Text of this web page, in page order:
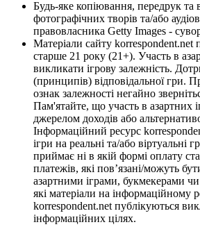
Будь-яке копіювання, передрук та
фотографічних творів та/або
правовласника Getty Images -
Матеріали сайту korrespondent.net
старше 21 року (21+). Участь в
викликати ігрову залежність.
(принципів) відповідальної гри.
ознак залежності негайно
Пам'ятайте, що участь в азартних
джерелом доходів або
Інформаційний ресурс
ігри на реальні та/або віртуальні
приймає ні в якій формі оплату
платежів, які пов’язані/можуть
азартними іграми, букмекерами чи
які матеріали на інформаційному
korrespondent.net публікуються
інформаційних цілях.